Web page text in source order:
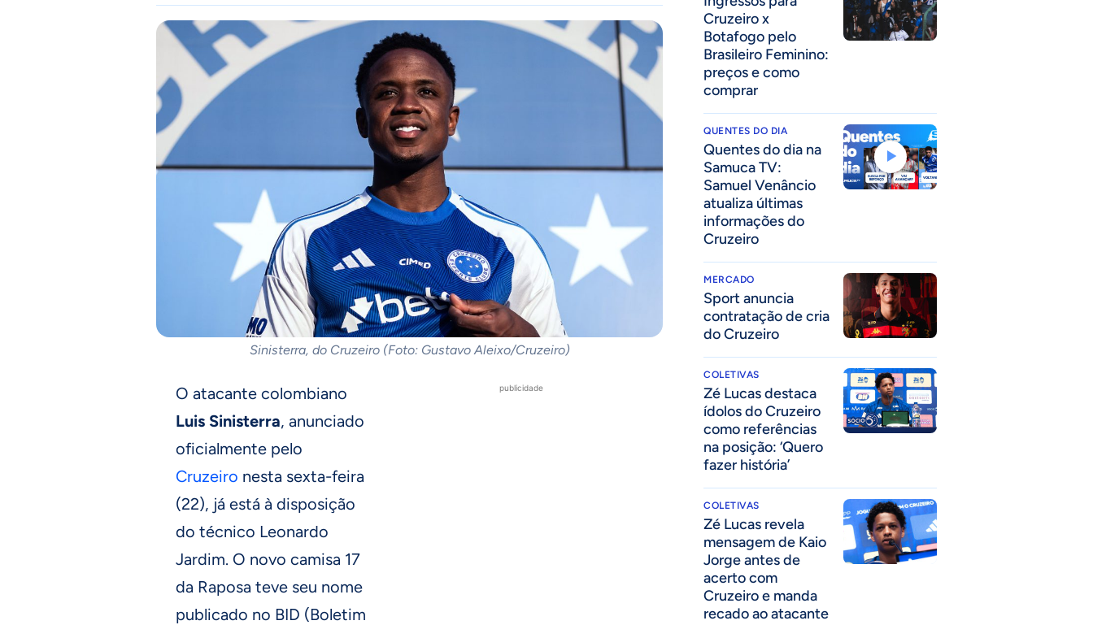
Sinisterra, do Cruzeiro (Foto: Gustavo Aleixo/Cruzeiro)
publicidade
O atacante colombiano
Luis Sinisterra, anunciado
oficialmente pelo
Cruzeiro nesta sexta-feira
(22), já está à disposição
do técnico Leonardo
Jardim. O novo camisa 17
da Raposa teve seu nome
publicado no BID (Boletim
Cruzeiro x
Botafogo pelo
Brasileiro Feminino:
preços e como
comprar
QUENTES DO DIA
Quentes do dia na
Samuca TV:
Samuel Venâncio
atualiza últimas
informações do
Cruzeiro
MERCADO
Sport anuncia
contratação de cria
do Cruzeiro
COLETIVAS
Zé Lucas destaca
ídolos do Cruzeiro
como referências
na posição: ‘Quero
fazer história’
COLETIVAS
Zé Lucas revela
mensagem de Kaio
Jorge antes de
acerto com
Cruzeiro e manda
recado ao atacante